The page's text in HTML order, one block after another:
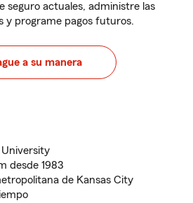
seguro actuales, administre las
y programe pagos futuros.
a su manera
desde 1983
de Kansas City